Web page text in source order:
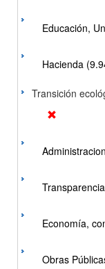
Educación,
Hacienda
Transición
Economía,
Obras